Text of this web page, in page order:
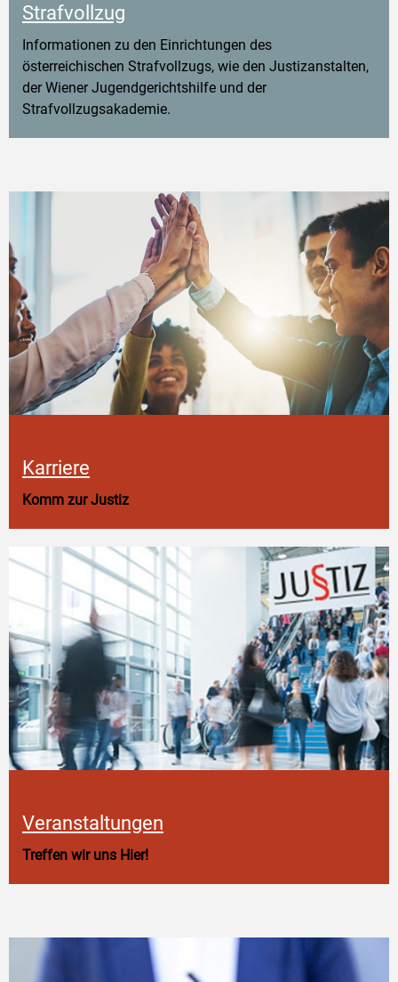
Strafvollzug
Informationen zu den Einrichtungen des
österreichischen Strafvollzugs, wie den Justizanstalten,
der Wiener Jugendgerichtshilfe und der
Strafvollzugsakademie.
Karriere
Komm zur Justiz
Veranstaltungen
Treffen wir uns Hier!